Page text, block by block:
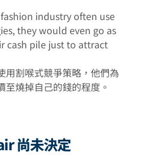
industry often use
they would even go as
cash pile just to attract
用割喉式競爭策略，他們為
至燒掉自己的錢的程度。
尚未決定